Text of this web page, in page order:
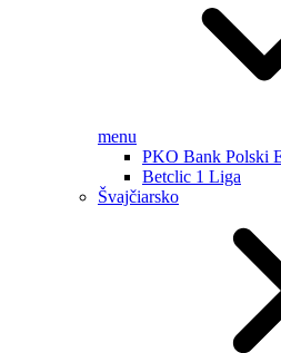
menu
PKO Bank Polski
Betclic 1 Liga
Švajčiarsko